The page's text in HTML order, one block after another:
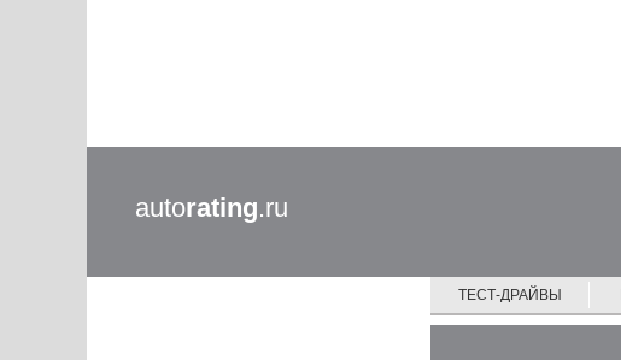
autorating.ru
ТЕСТ-ДРАЙВЫ